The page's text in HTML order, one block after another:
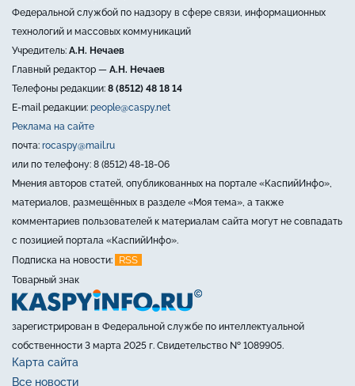
Федеральной службой по надзору в сфере связи, информационных
технологий и массовых коммуникаций
Учредитель: А.Н. Нечаев
Главный редактор — А.Н. Нечаев
Телефоны редакции: 8 (8512) 48 18 14
E-mail редакции: people@caspy.net
Реклама на сайте
почта: rocaspy@mail.ru
или по телефону: 8 (8512) 48-18-06
Мнения авторов статей, опубликованных на портале «КаспийИнфо»,
материалов, размещённых в разделе «Моя тема», а также
комментариев пользователей к материалам сайта могут не совпадать
с позицией портала «КаспийИнфо».
Подписка на новости:
RSS
Товарный знак
зарегистрирован в Федеральной службе по интеллектуальной
собственности 3 марта 2025 г. Свидетельство № 1089905.
Карта сайта
Все новости